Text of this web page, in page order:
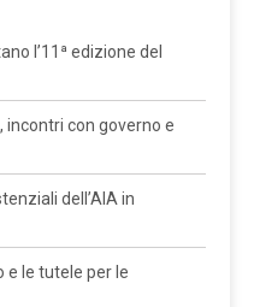
l’11ª edizione del
incontri con governo e
dell’AIA in
e le tutele per le